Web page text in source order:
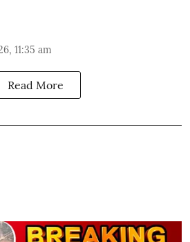
11:35 am
Read More